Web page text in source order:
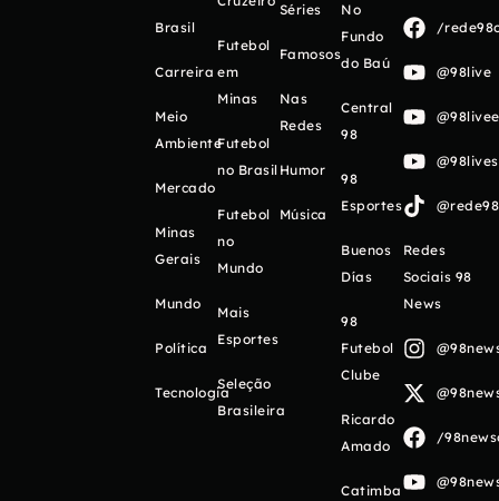
Brasil
Carreira
Meio
Ambiente
Mercado
Minas
Gerais
Mundo
Política
Tecnologia
Futebol
em
Minas
Futebol
no Brasil
Futebol
no
Mundo
Mais
Esportes
Seleção
Brasileira
Séries
Famosos
Nas
Redes
Humor
Música
No
Fundo
do Baú
Central
98
98
Esportes
Buenos
Días
98
Futebol
Clube
Ricardo
Amado
Catimba
/
@98live
Redes
Sociais 98
News
/